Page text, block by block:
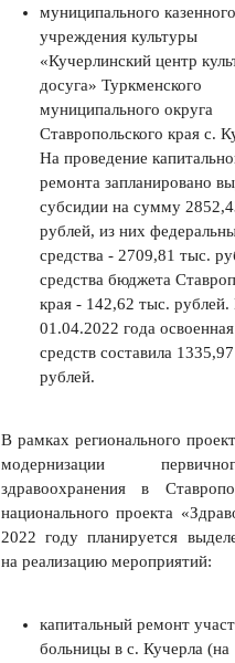
муниципального казенного
учреждения культуры
«Кучерлинский центр
досуга» Туркменского
муниципального округа
Ставропольского края с.
На проведение
ремонта запланировано
субсидии на сумму
рублей, из них
средства - 2709,81 тыс.
средства бюджета
края - 142,62 тыс. рублей.
01.04.2022 года
средств составила
рублей.
В рамках регионального
модернизации
здравоохранения в
национального проекта
2022 году планируется
на реализацию мероприятий:
капитальный ремонт
больницы в с. Кучерла (на